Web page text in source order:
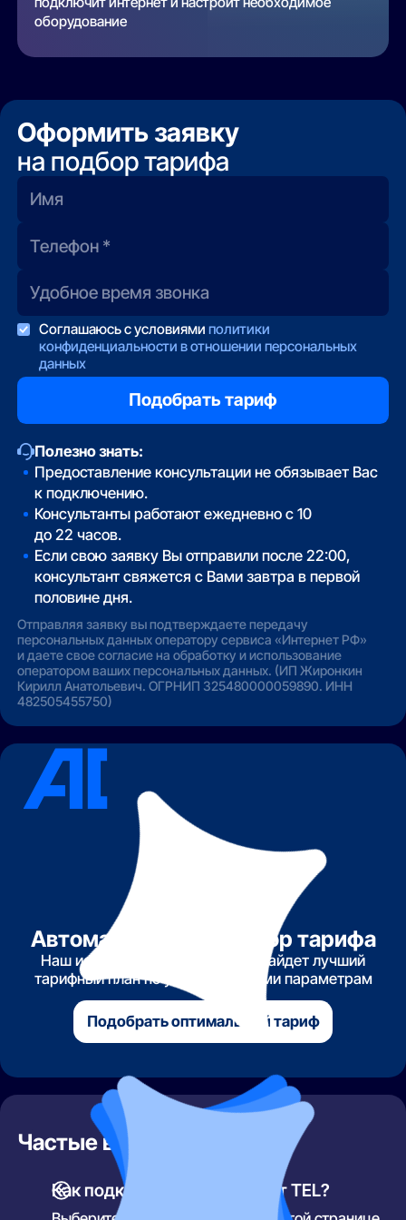
оборудование
Оформить заявку
на подбор тарифа
Соглашаюсь с условиями политики
конфиденциальности в отношении персональных
данных
Полезно знать:
Предоставление консультации не обязывает Вас
к подключению.
Консультанты работают ежедневно с 10
до 22 часов.
Если свою заявку Вы отправили после 22:00,
консультант свяжется с Вами завтра в первой
половине дня.
Отправляя заявку вы подтверждаете передачу
персональных данных оператору сервиса «Интернет РФ»
и даете свое согласие на обработку и использование
оператором ваших персональных данных. (ИП Жиронкин
Кирилл Анатольевич. ОГРНИП 325480000059890. ИНН
482505455750)
Автоматический подбор тарифа
Наш искусственный интеллект найдет лучший
тарифный план по указанным вами параметрам
Подобрать оптимальный тариф
Частые вопросы
Как подключить интернет от TEL?